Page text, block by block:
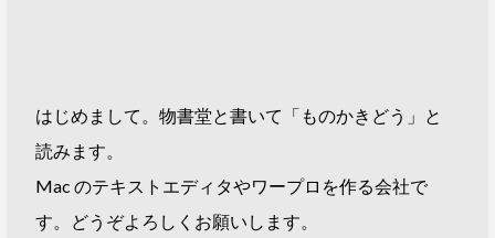
はじめまして。物書堂と書いて「ものかきどう」と
読みます。
Mac のテキストエディタやワープロを作る会社で
す。どうぞよろしくお願いします。